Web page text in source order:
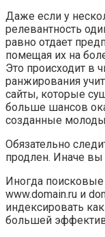
Даже если у
релевантность
равно отдает
помещая их на
Это происходит в
ранжирования
сайты, которые
больше шансов
созданные
Обязательно
продлен. Иначе вы
Иногда
www.domain.ru и
индексировать
большей